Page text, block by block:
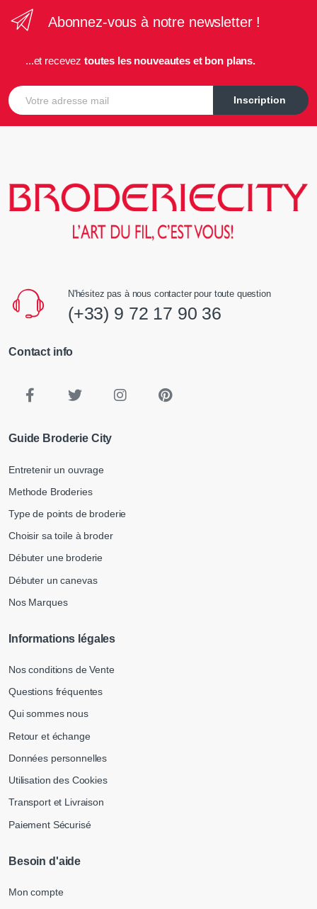
Abonnez-vous à notre newsletter !
...et recevez toutes les nouveautes et bon plans.
E-mail
Inscription
N'hésitez pas à nous contacter pour toute question
(+33) 9 72 17 90 36
Contact info
Guide Broderie City
Entretenir un ouvrage
Methode Broderies
Type de points de broderie
Choisir sa toile à broder
Débuter une broderie
Débuter un canevas
Nos Marques
Informations légales
Nos conditions de Vente
Questions fréquentes
Qui sommes nous
Retour et échange
Données personnelles
Utilisation des Cookies
Transport et Livraison
Paiement Sécurisé
Besoin d'aide
Mon compte